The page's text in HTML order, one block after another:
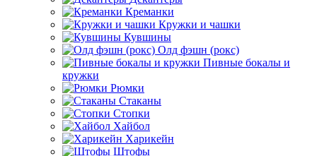
Креманки
Кружки и чашки
Кувшины
Олд фэшн (рокс)
Пивные бокалы и
кружки
Рюмки
Стаканы
Стопки
Хайбол
Харикейн
Штофы